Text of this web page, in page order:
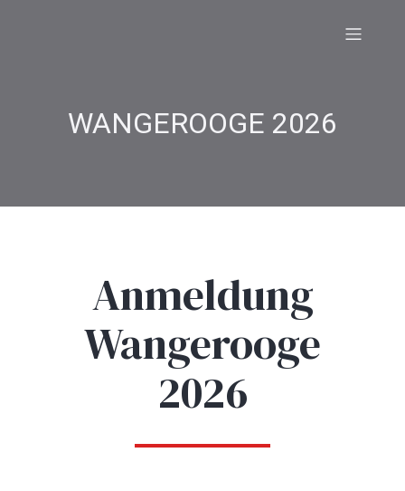
WANGEROOGE 2026
Anmeldung
Wangerooge
2026